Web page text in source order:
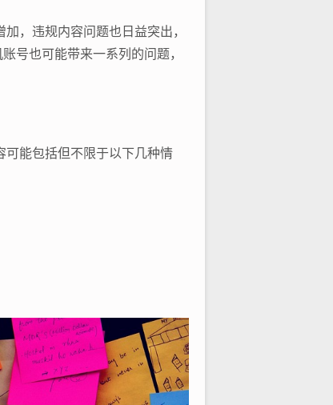
，违规内容问题也日益突出，
号也可能带来一系列的问题，
能包括但不限于以下几种情